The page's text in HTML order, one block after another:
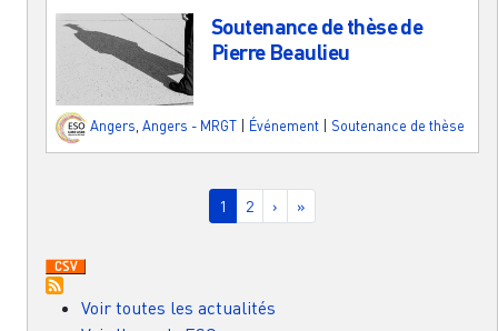
Soutenance de thèse de
Pierre Beaulieu
Angers, Angers - MRGT Événement Soutenance de thèse
Page courante
1 Page
2 Page suivante
› Dernière page
»
Voir toutes les actualités